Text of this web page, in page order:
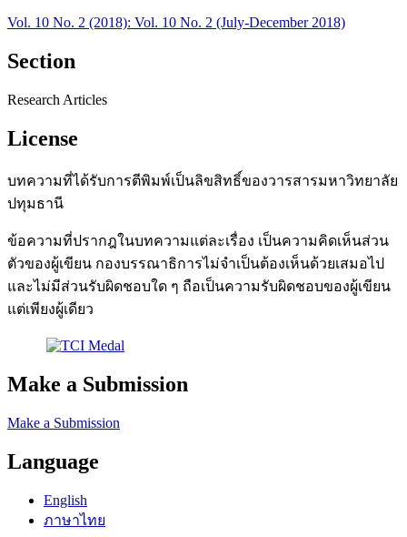
Vol. 10 No. 2 (2018): Vol. 10 No. 2 (July-December 2018)
Section
Research Articles
License
บทความที่ได้รับการตีพิมพ์เป็นลิขสิทธิ์ของวารสารมหาวิทยาลัย
ปทุมธานี
ข้อความที่ปรากฎในบทความแต่ละเรื่อง เป็นความคิดเห็นส่วน
ตัวของผู้เขียน กองบรรณาธิการไม่จำเป็นต้องเห็นด้วยเสมอไป
และไม่มีส่วนรับผิดชอบใด ๆ ถือเป็นความรับผิดชอบของผู้เขียน
แต่เพียงผู้เดียว
Make a Submission
Make a Submission
Language
English
ภาษาไทย